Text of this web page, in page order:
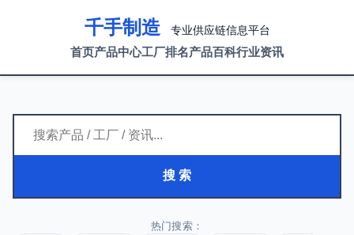
千手制造 专业供应链信息平台
首页产品中心工厂排名产品百科行业资讯
搜 索
热门搜索：